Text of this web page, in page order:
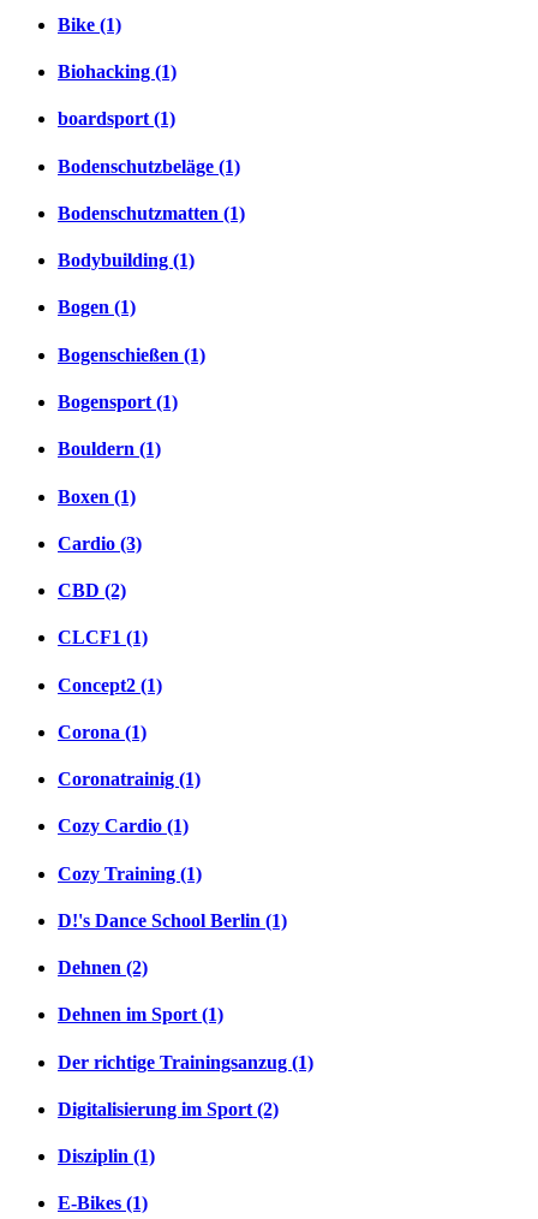
Bike (1)
Biohacking (1)
boardsport (1)
Bodenschutzbeläge (1)
Bodenschutzmatten (1)
Bodybuilding (1)
Bogen (1)
Bogenschießen (1)
Bogensport (1)
Bouldern (1)
Boxen (1)
Cardio (3)
CBD (2)
CLCF1 (1)
Concept2 (1)
Corona (1)
Coronatrainig (1)
Cozy Cardio (1)
Cozy Training (1)
D!'s Dance School Berlin (1)
Dehnen (2)
Dehnen im Sport (1)
Der richtige Trainingsanzug (1)
Digitalisierung im Sport (2)
Disziplin (1)
E-Bikes (1)